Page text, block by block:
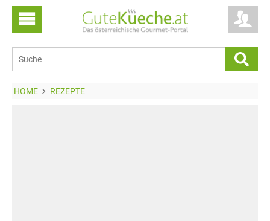
HOME REZEPTE